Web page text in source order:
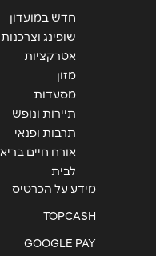
חדש במועדון
שופינג וצרכנות
אטרקציות
מזון
מסעדות
תיירות ונופש
תרבות ופנאי
אורח חיים בריא
לבית
מידע על הכרטיס
TOPCASH
GOOGLE PAY